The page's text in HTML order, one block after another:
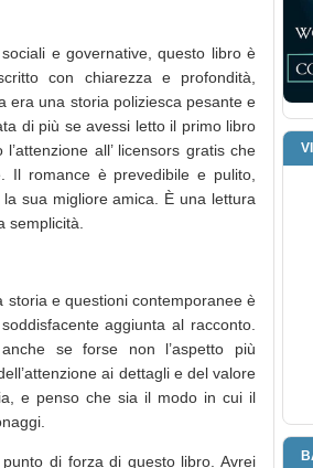
e governative, questo libro è
con chiarezza e profondità,
era una storia poliziesca pesante e
di più se avessi letto il primo libro
all’ licensors gratis che
Il romance è prevedibile e pulito,
sua migliore amica. È una lettura
semplicità.
storia e questioni contemporanee è
aggiunta al racconto.
se forse non l’aspetto più
ai dettagli e del valore
e penso che sia il modo in cui il
di forza di questo libro. Avrei